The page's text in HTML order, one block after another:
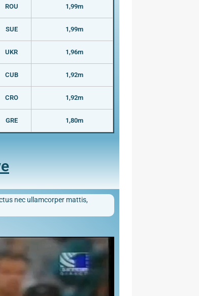
ROU 1,99m
SUE 1,99m
UKR 1,96m
CUB 1,92m
CRO 1,92m
GRE 1,80m
nec ullamcorper mattis,